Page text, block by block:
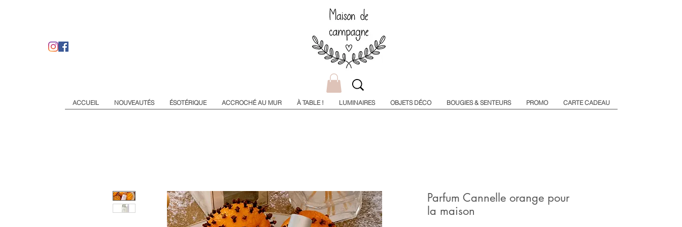
ACCUEIL NOUVEAUTÉS ÉSOTÉRIQUE ACCROCHÉ AU MUR À TABLE ! LUMINAIRES OBJETS DÉCO BOUGIES & SENTEURS PROMO CARTE CADEAU
Parfum Cannelle orange pour
la maison